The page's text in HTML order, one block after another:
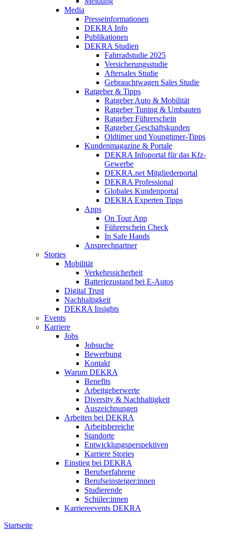
Media
Presseinformationen
DEKRA Info
Publikationen
DEKRA Studien
Fahrradstudie 2025
Versicherungsstudie
Aftersales Studie
Gebrauchtwagen Sales Studie
Ratgeber & Tipps
Ratgeber Auto & Mobilität
Ratgeber Tuning & Umbauten
Ratgeber Führerschein
Ratgeber Geschäftskunden
Oldtimer und Youngtimer-Tipps
Kundenmagazine & Portale
DEKRA Infoportal für das Kfz-
Gewerbe
DEKRA.net Mitgliederportal
DEKRA Professional
Globales Kundenportal
DEKRA Experten Tipps
Apps
On Tour App
Führerschein Check
In Safe Hands
Ansprechpartner
Stories
Mobilität
Verkehrssicherheit
Batteriezustand bei E-Autos
Digital Trust
Nachhaltigkeit
DEKRA Insights
Events
Karriere
Jobs
Jobsuche
Bewerbung
Kontakt
Warum DEKRA
Benefits
Arbeitgeberwerte
Diversity & Nachhaltigkeit
Auszeichnungen
Arbeiten bei DEKRA
Arbeitsbereiche
Standorte
Entwicklungsperspektiven
Karriere Stories
Einstieg bei DEKRA
Berufserfahrene
Berufseinsteiger:innen
Studierende
Schüler:innen
Karriereevents DEKRA
Startseite